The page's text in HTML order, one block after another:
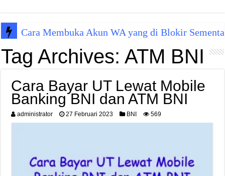
Cara Membuka Akun WA yang di Blokir
Tag Archives:ATM BNI
Cara Bayar UT Lewat Mobile
Banking BNI dan ATM BNI
administrator 27 Februari 2023 BNI 569